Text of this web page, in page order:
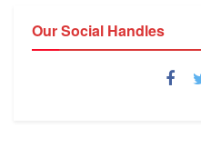
Our Social Handles